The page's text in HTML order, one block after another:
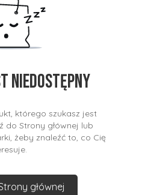
niedostępny
którego szukasz jest
do Strony głównej lub
żeby znaleźć to, co Cię
głównej